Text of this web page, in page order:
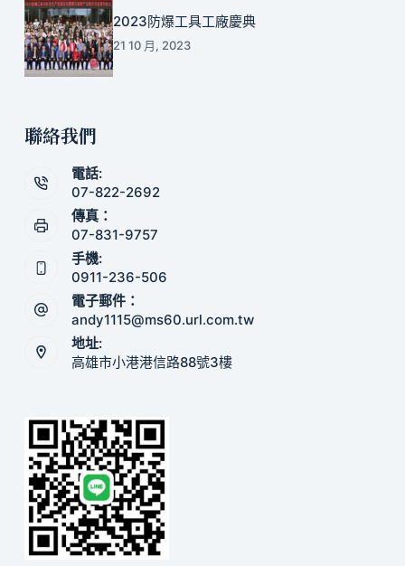
2023防爆工具工廠慶典
21 10 月, 2023
聯絡我們
電話:
07-822-2692
傳真：
07-831-9757
手機:
0911-236-506
電子郵件：
andy1115@ms60.url.com.tw
地址:
高雄市小港港信路88號3樓